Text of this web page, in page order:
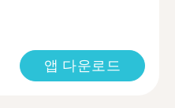
앱 다운로드